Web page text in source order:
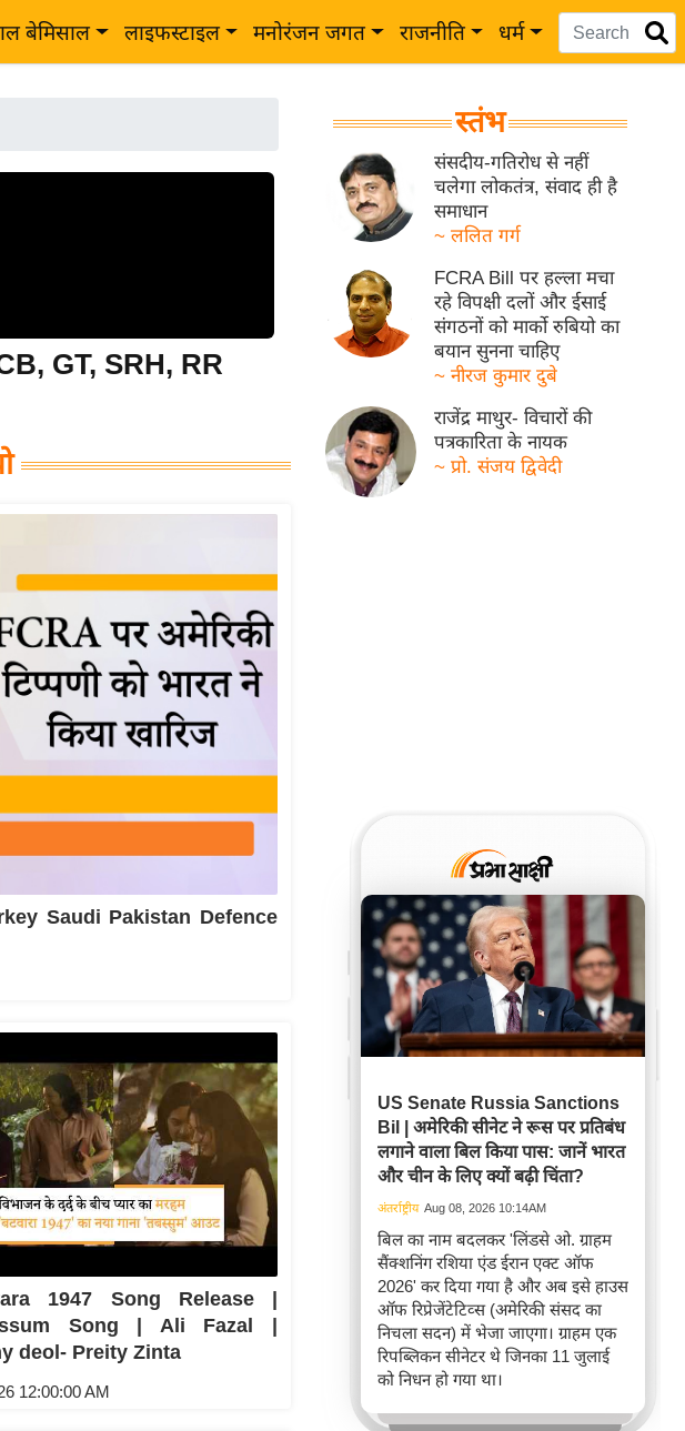
बेमिसाल लाइफस्टाइल मनोरंजन जगत राजनीति धर्म
GT, SRH, RR
Saudi Pakistan Defence
1947 Song Release |
Song | Ali Fazal |
deol- Preity Zinta
12:00:00 AM
स्तंभ
संसदीय-गतिरोध से नहीं
चलेगा लोकतंत्र, संवाद ही है
समाधान
~ ललित गर्ग
FCRA Bill पर हल्ला मचा
रहे विपक्षी दलों और ईसाई
संगठनों को मार्को रुबियो का
बयान सुनना चाहिए
~ नीरज कुमार दुबे
राजेंद्र माथुर- विचारों की
पत्रकारिता के नायक
~ प्रो. संजय द्विवेदी
US Senate Russia Sanctions
Bil | अमेरिकी सीनेट ने रूस पर प्रतिबंध
लगाने वाला बिल किया पास: जानें भारत
और चीन के लिए क्यों बढ़ी चिंता?
अंतर्राष्ट्रीय Aug 08, 2026 10:14AM
बिल का नाम बदलकर 'लिंडसे ओ. ग्राहम
सैंक्शनिंग रशिया एंड ईरान एक्ट ऑफ
2026' कर दिया गया है और अब इसे हाउस
ऑफ रिप्रेजेंटेटिव्स (अमेरिकी संसद का
निचला सदन) में भेजा जाएगा। ग्राहम एक
रिपब्लिकन सीनेटर थे जिनका 11 जुलाई
को निधन हो गया था।